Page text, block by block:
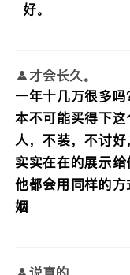
好。
才会长久。
一年十几万很多
本不可能买得下
人，不装，不讨
实实在在的展示
他都会用同样的
姻